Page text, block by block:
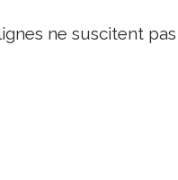
ne suscitent